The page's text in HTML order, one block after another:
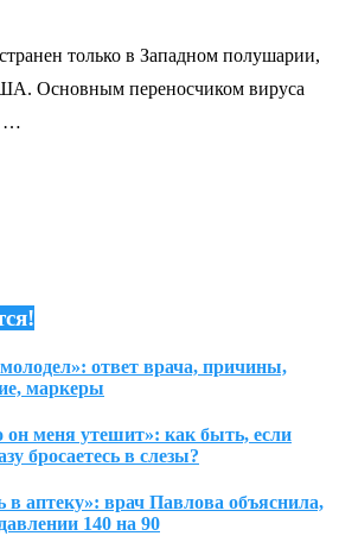
только в Западном полушарии,
Основным переносчиком вируса
…
ответ врача, причины,
маркеры
он меня утешит»: как быть, если
бросаетесь в слезы?
в аптеку»: врач Павлова объяснила,
140 на 90